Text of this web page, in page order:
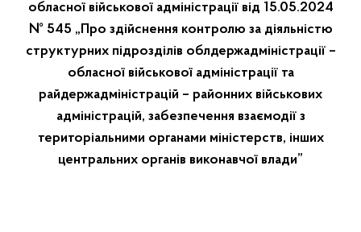
обласної військової адміністрації від 15.05.2024
№ 545 „Про здійснення контролю за діяльністю
структурних підрозділів облдержадміністрації –
обласної військової адміністрації та
райдержадміністрацій – районних військових
адміністрацій, забезпечення взаємодії з
територіальними органами міністерств, інших
центральних органів виконавчої влади”